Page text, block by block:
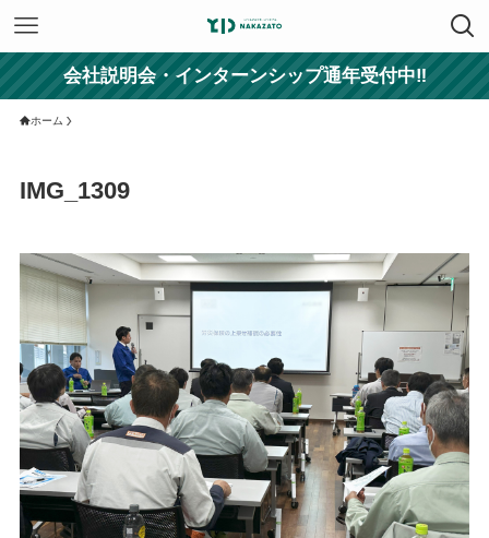
会社説明会・インターンシップ通年受付中‼
ホーム
IMG_1309